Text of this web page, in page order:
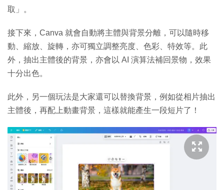
取」。
接下來，Canva 就會自動將主體與背景分離，可以隨時移
動、縮放、旋轉，亦可獨立調整亮度、色彩、特效等。此
外，抽出主體後的背景，亦會以 AI 演算法補回景物，效果
十分出色。
此外，另一個玩法是大家還可以替換背景，例如從相片抽出
主體後，再配上動畫背景，這樣就能產生一段短片了！